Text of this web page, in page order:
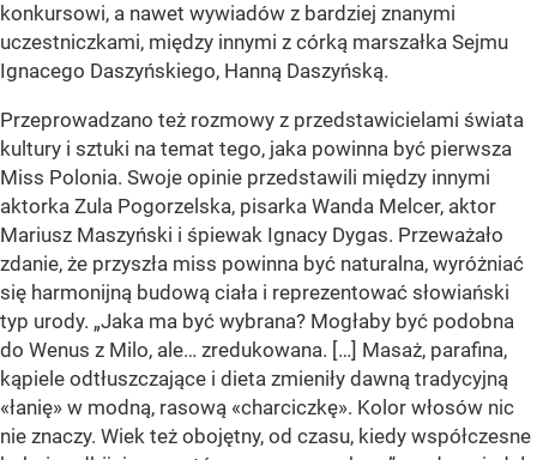
konkursowi, a nawet wywiadów z bardziej znanymi
uczestniczkami, między innymi z córką marszałka Sejmu
Ignacego Daszyńskiego, Hanną Daszyńską.
Przeprowadzano też rozmowy z przedstawicielami świata
kultury i sztuki na temat tego, jaka powinna być pierwsza
Miss Polonia. Swoje opinie przedstawili między innymi
aktorka Zula Pogorzelska, pisarka Wanda Melcer, aktor
Mariusz Maszyński i śpiewak Ignacy Dygas. Przeważało
zdanie, że przyszła miss powinna być naturalna, wyróżniać
się harmonijną budową ciała i reprezentować słowiański
typ urody. „Jaka ma być wybrana? Mogłaby być podobna
do Wenus z Milo, ale… zredukowana. […] Masaż, parafina,
kąpiele odtłuszczające i dieta zmieniły dawną tradycyjną
«łanię» w modną, rasową «charciczkę». Kolor włosów nic
nie znaczy. Wiek też obojętny, od czasu, kiedy współczesne